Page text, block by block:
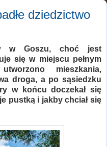
dziedzictwo
w Goszu, choć jest
się w miejscu pełnym
mieszkania,
droga, a po sąsiedzku
w końcu doczekał się
pustką i jakby chciał się